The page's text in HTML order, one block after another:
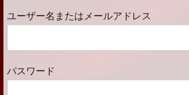
ユーザー名またはメールアドレス
パスワード